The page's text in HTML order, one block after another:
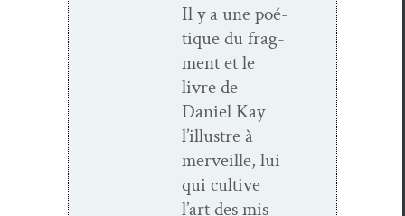
Il y a une poé­
tique du frag­
ment et le
livre de
Daniel Kay
l’illustre à
mer­veille, lui
qui cul­tive
l’art des mis­